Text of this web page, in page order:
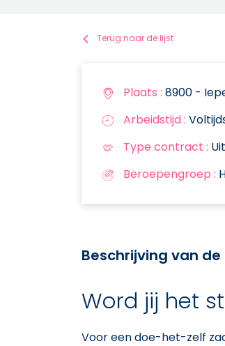
Terug naar de lijst
Plaats : 8900 -
Arbeidstijd :
Type contract :
Beroepengroep :
Beschrijving van
Word jij het
Voor een doe-het-zelf